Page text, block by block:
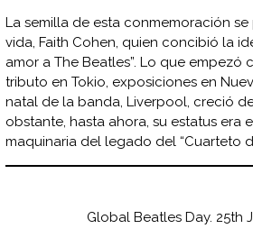
La semilla de esta conmemoración
vida, Faith Cohen, quien concibió la
amor a The Beatles”. Lo que
tributo en Tokio, exposiciones en
natal de la banda, Liverpool, creció
obstante, hasta ahora, su estatus era
maquinaria del legado del “Cuarteto
Global Beatles Day. 25th